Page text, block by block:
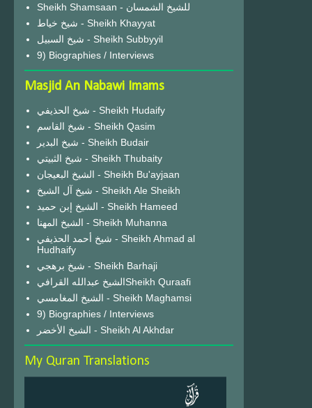
Sheikh Shamsaan - للشيخ الشمسان
شيخ خياط - Sheikh Khayyat
شيخ السبيل - Sheikh Subbyyil
9) Biographies / Interviews
Masjid An Nabawi Imams
شيخ الحذيفي - Sheikh Hudaify
شيخ القاسم - Sheikh Qasim
شيخ البدير - Sheikh Budair
شيخ الثبيتي - Sheikh Thubaity
الشيخ البعيجان - Sheikh Bu'ayjaan
شيخ آل الشيخ - Sheikh Ale Sheikh
الشيخ إبن حميد - Sheikh Hameed
الشيخ المهنا - Sheikh Muhanna
شيخ أحمد الحذيفي - Sheikh Ahmad al
Hudhaify
شيخ برهجي - Sheikh Barhaji
الشيخ عبدالله القرافيSheikh Quraafi
الشيخ المغامسي - Sheikh Maghamsi
9) Biographies / Interviews
الشيخ الأخضر - Sheikh Al Akhdar
My Quran Translations